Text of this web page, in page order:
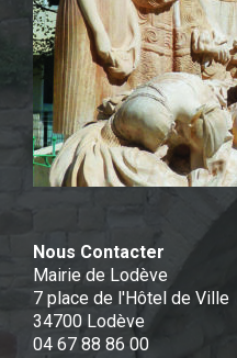
Nous Contacter
Mairie de Lodève
7 place de l'Hôtel de Ville
34700 Lodève
04 67 88 86 00